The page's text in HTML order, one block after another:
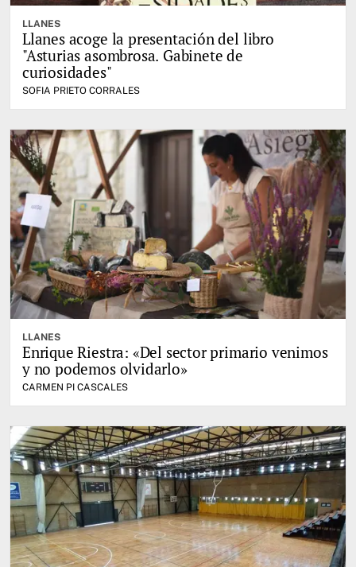
LLANES
Llanes acoge la presentación del libro
"Asturias asombrosa. Gabinete de
curiosidades"
SOFIA PRIETO CORRALES
LLANES
Enrique Riestra: «Del sector primario venimos
y no podemos olvidarlo»
CARMEN PI CASCALES